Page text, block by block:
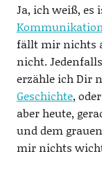
Ja, ich weiß, es
fällt mir nichts
nicht.
erzähle ich Dir
Geschichte,
aber heute,
und dem
mir nichts